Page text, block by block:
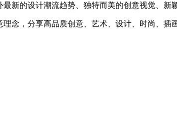
新的设计潮流趋势、独特而美的创意视觉、
念，分享高品质创意、艺术、设计、时尚、插